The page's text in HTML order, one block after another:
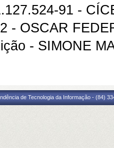
91 -
- OSCAR
- SIMONE
de Tecnologia da Informação - (84)